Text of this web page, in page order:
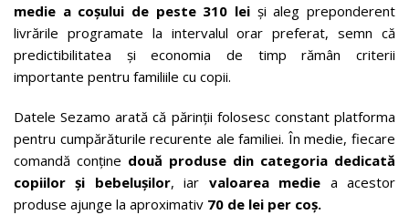
medie a coșului de peste 310 lei și aleg preponderent
livrările programate la intervalul orar preferat, semn că
predictibilitatea și economia de timp rămân criterii
importante pentru familiile cu copii.
Datele Sezamo arată că părinții folosesc constant platforma
pentru cumpărăturile recurente ale familiei. În medie, fiecare
comandă conține două produse din categoria dedicată
copiilor și bebelușilor, iar valoarea medie a acestor
produse ajunge la aproximativ 70 de lei per coș.